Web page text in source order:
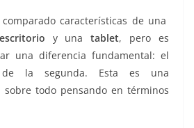
características de una
y unatablet, pero es
una diferencia fundamental: el
de la segunda. Esta es una
sobre todo pensando en términos